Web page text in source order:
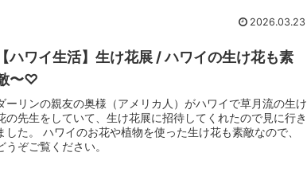
2026.03.23
ハワイ生活】生け花展 / ハワイの生け花も素
〜♡
ーリンの親友の奥様（アメリカ人）がハワイで草月流の生け
の先生をしていて、生け花展に招待してくれたので見に行き
した。 ハワイのお花や植物を使った生け花も素敵なので、
うぞご覧ください。